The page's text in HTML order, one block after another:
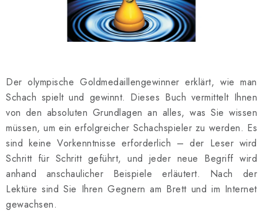
SCHACH GESCHENKE
KONTAKT
Kontakt FAQ Über uns
Schachblog
Geschäftsbedingungen
Der olympische Goldmedaillengewinner erklärt, wie man
Schach spielt und gewinnt. Dieses Buch vermittelt Ihnen
von den absoluten Grundlagen an alles, was Sie wissen
müssen, um ein erfolgreicher Schachspieler zu werden. Es
sind keine Vorkenntnisse erforderlich – der Leser wird
Schritt für Schritt geführt, und jeder neue Begriff wird
anhand anschaulicher Beispiele erläutert. Nach der
Lektüre sind Sie Ihren Gegnern am Brett und im Internet
gewachsen.